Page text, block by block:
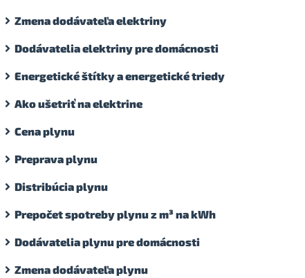
Zmena dodávateľa elektriny
Dodávatelia elektriny pre domácnosti
Energetické štítky a energetické triedy
Ako ušetriť na elektrine
Cena plynu
Preprava plynu
Distribúcia plynu
Prepočet spotreby plynu z m³ na kWh
Dodávatelia plynu pre domácnosti
Zmena dodávateľa plynu